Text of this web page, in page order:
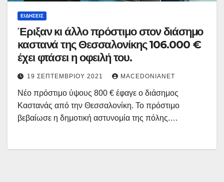
ΕΙΔΉΣΕΙΣ
Έριξαν κι άλλο πρόστιμο στον διάσημο
καστανά της Θεσσαλονίκης 106.000 €
έχει φτάσει η οφειλή του.
19 ΣΕΠΤΕΜΒΡΊΟΥ 2021 MACEDONIANET
Νέο πρόστιμο ύψους 800 € έφαγε ο διάσημος
Καστανάς από την Θεσσαλονίκη. Το πρόστιμο
βεβαίωσε η δημοτική αστυνομία της πόλης.…